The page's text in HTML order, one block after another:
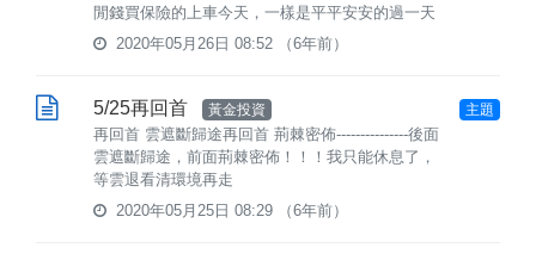
閒錢買保險的上車今天，一樣是平平安安的過一天
2020年05月26日 08:52
（6年前）
5/25再回首 黃金投資
再回首 雲遮斷歸途再回首 荊棘密佈---------------後面
雲遮斷歸途，前面荊棘密佈！！！我只能休息了，
等雲退看清環境再走
2020年05月25日 08:29
（6年前）
主題